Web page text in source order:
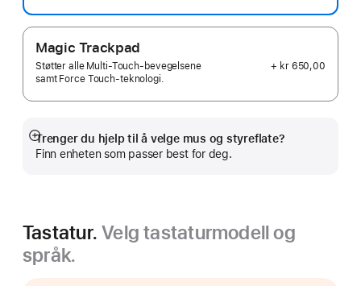
Magic Trackpad
Støtter alle Multi-Touch-bevegelsene
samt Force Touch-teknologi.
+ kr 650,00
Trenger du hjelp til å velge mus og styreflate?
Finn enheten som passer best for deg.
Mer
Tastatur.Velg tastaturmodell og
språk.